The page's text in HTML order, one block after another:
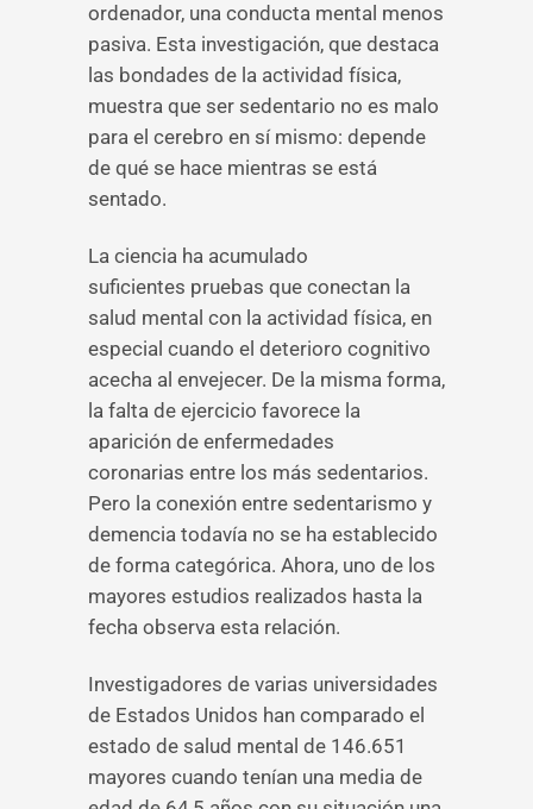
ordenador, una conducta mental menos
pasiva. Esta investigación, que destaca
las bondades de la actividad física,
muestra que ser sedentario no es malo
para el cerebro en sí mismo: depende
de qué se hace mientras se está
sentado.
La ciencia ha acumulado
suficientes pruebas que conectan la
salud mental con la actividad física, en
especial cuando el deterioro cognitivo
acecha al envejecer. De la misma forma,
la falta de ejercicio favorece la
aparición de enfermedades
coronarias entre los más sedentarios.
Pero la conexión entre sedentarismo y
demencia todavía no se ha establecido
de forma categórica. Ahora, uno de los
mayores estudios realizados hasta la
fecha observa esta relación.
Investigadores de varias universidades
de Estados Unidos han comparado el
estado de salud mental de 146.651
mayores cuando tenían una media de